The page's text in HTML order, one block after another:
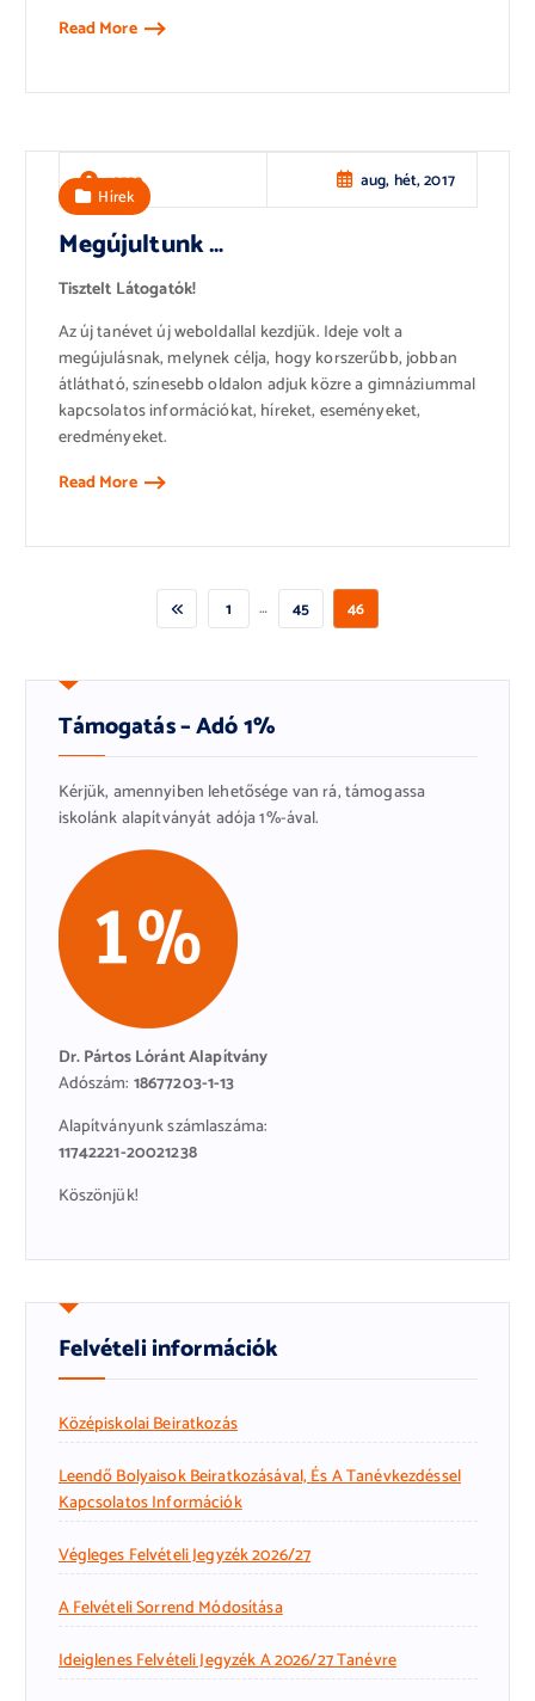
Read More
rozsa aug, hét, 2017
Hírek
Megújultunk …
Tisztelt Látogatók!
Az új tanévet új weboldallal kezdjük. Ideje volt a
megújulásnak, melynek célja, hogy korszerűbb, jobban
átlátható, színesebb oldalon adjuk közre a gimnáziummal
kapcsolatos információkat, híreket, eseményeket,
eredményeket.
Read More
1 … 45 46
Támogatás – Adó 1%
Kérjük, amennyiben lehetősége van rá, támogassa
iskolánk alapítványát adója 1%-ával.
Dr. Pártos Lóránt Alapítvány
Adószám: 18677203-1-13
Alapítványunk számlaszáma:
11742221-20021238
Köszönjük!
Felvételi információk
Középiskolai Beiratkozás
Leendő Bolyaisok Beiratkozásával, És A Tanévkezdéssel
Kapcsolatos Információk
Végleges Felvételi Jegyzék 2026/27
A Felvételi Sorrend Módosítása
Ideiglenes Felvételi Jegyzék A 2026/27 Tanévre